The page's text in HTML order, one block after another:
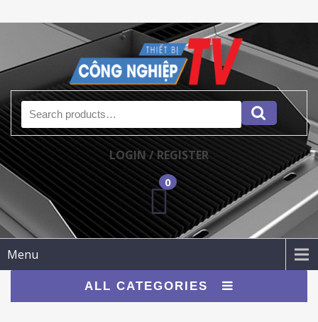
Search for:
LOGIN / REGISTER
0
Menu
ALL CATEGORIES